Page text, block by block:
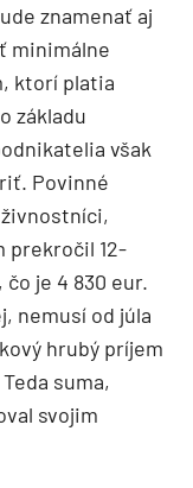
znamenať aj
minimálne
ktorí platia
základu
však
Povinné
prekročil 12-
je 4 830 eur.
nemusí od júla
hrubý príjem
suma,
svojim